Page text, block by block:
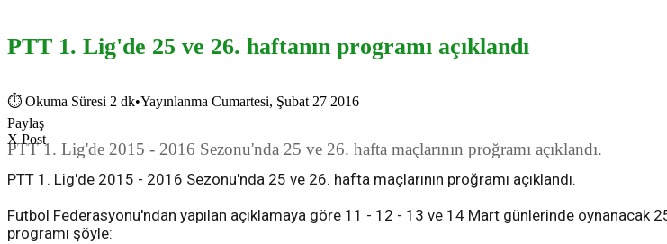
PTT 1. Lig'de 25 ve 26. haftanın programı açıklandı
⏱ Okuma Süresi 2 dk•Yayınlanma Cumartesi, Şubat 27 2016
Paylaş
X Post
PTT 1. Lig'de 2015 - 2016 Sezonu'nda 25 ve 26. hafta maçlarının proğramı açıklandı.
PTT 1. Lig'de 2015 - 2016 Sezonu'nda 25 ve 26. hafta maçlarının proğramı açıklandı.
Futbol Federasyonu'ndan yapılan açıklamaya göre 11 - 12 - 13 ve 14 Mart günlerinde
programı şöyle: